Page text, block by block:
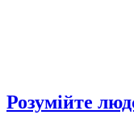
Розумійте